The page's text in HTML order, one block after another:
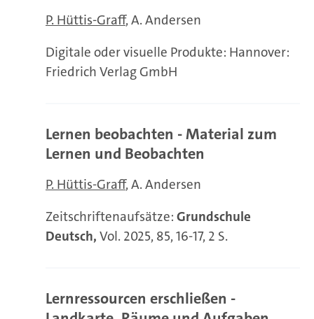
P. Hüttis-Graff A. Andersen
Digitale oder visuelle Produkte: Hannover:
Friedrich Verlag GmbH
Lernen beobachten - Material zum
Lernen und Beobachten
P. Hüttis-Graff A. Andersen
Zeitschriftenaufsätze: Grundschule
Deutsch, Vol. 2025, 85, 16-17, 2 S.
Lernressourcen erschließen -